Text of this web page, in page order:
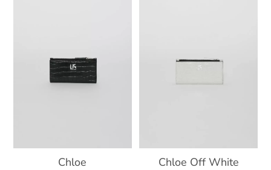
Chloe Chloe Off White